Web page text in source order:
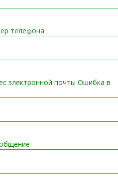
телефона
электронной почты Ошибка в